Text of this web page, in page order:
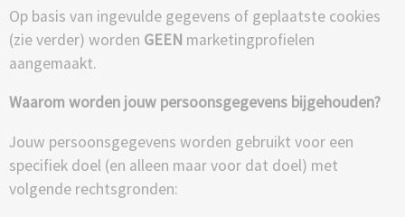
Op basis van ingevulde gegevens of geplaatste cookies
(zie verder) worden GEEN marketingprofielen
aangemaakt.
Waarom worden jouw persoonsgegevens bijgehouden?
Jouw persoonsgegevens worden gebruikt voor een
specifiek doel (en alleen maar voor dat doel) met
volgende rechtsgronden: